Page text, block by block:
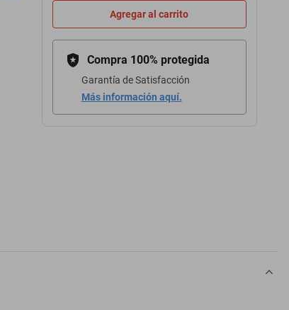
Agregar al carrito
Compra 100% protegida
Garantía de Satisfacción
Más información aquí.